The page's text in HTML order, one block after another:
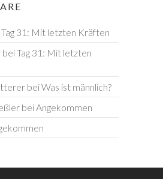
Tag 31: Mit letzten Kräften
beiTag 31: Mit letzten
beiWas ist männlich?
beiAngekommen